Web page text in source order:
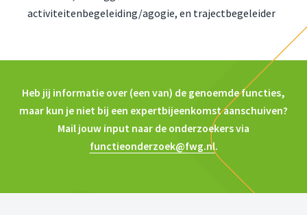
activiteitenbegeleiding/agogie, en trajectbegeleider
Heb jij informatie over (een van) de genoemde functies,
maar kun je niet bij een expertbijeenkomst aanschuiven?
Mail jouw input naar de onderzoekers via
functieonderzoek@fwg.nl.